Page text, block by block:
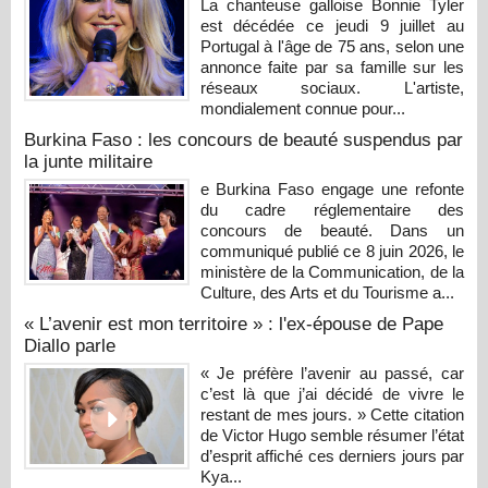
La chanteuse galloise Bonnie Tyler
est décédée ce jeudi 9 juillet au
Portugal à l'âge de 75 ans, selon une
annonce faite par sa famille sur les
réseaux sociaux. L'artiste,
mondialement connue pour...
Burkina Faso : les concours de beauté suspendus par
la junte militaire
e Burkina Faso engage une refonte
du cadre réglementaire des
concours de beauté. Dans un
communiqué publié ce 8 juin 2026, le
ministère de la Communication, de la
Culture, des Arts et du Tourisme a...
« L’avenir est mon territoire » : l'ex-épouse de Pape
Diallo parle
« Je préfère l’avenir au passé, car
c’est là que j’ai décidé de vivre le
restant de mes jours. » Cette citation
de Victor Hugo semble résumer l’état
d’esprit affiché ces derniers jours par
Kya...